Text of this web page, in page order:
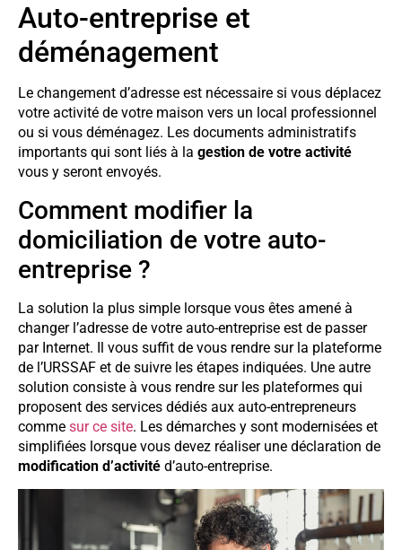
Auto-entreprise et
déménagement
Le changement d’adresse est nécessaire si vous déplacez
votre activité de votre maison vers un local professionnel
ou si vous déménagez. Les documents administratifs
importants qui sont liés à la gestion de votre activité
vous y seront envoyés.
Comment modifier la
domiciliation de votre auto-
entreprise ?
La solution la plus simple lorsque vous êtes amené à
changer l’adresse de votre auto-entreprise est de passer
par Internet. Il vous suffit de vous rendre sur la plateforme
de l’URSSAF et de suivre les étapes indiquées. Une autre
solution consiste à vous rendre sur les plateformes qui
proposent des services dédiés aux auto-entrepreneurs
comme sur ce site. Les démarches y sont modernisées et
simplifiées lorsque vous devez réaliser une déclaration de
modification d’activité d’auto-entreprise.